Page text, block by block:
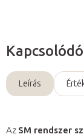
Leírás
Az SM rendszer